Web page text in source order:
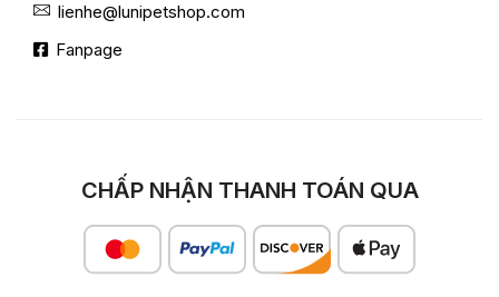
lienhe@lunipetshop.com
Fanpage
CHẤP NHẬN THANH TOÁN QUA